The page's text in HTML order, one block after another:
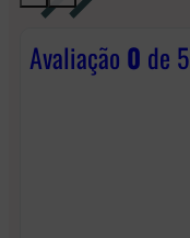
Avaliação 0 de 5